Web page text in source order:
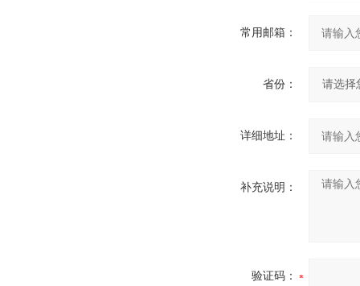
常用邮箱：
省份：
详细地址：
补充说明：
验证码：